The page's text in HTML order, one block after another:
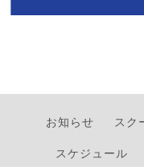
お知らせ スク
スケジュール